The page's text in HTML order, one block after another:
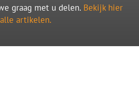
graag met u delen. Bekijk hier
alle artikelen.